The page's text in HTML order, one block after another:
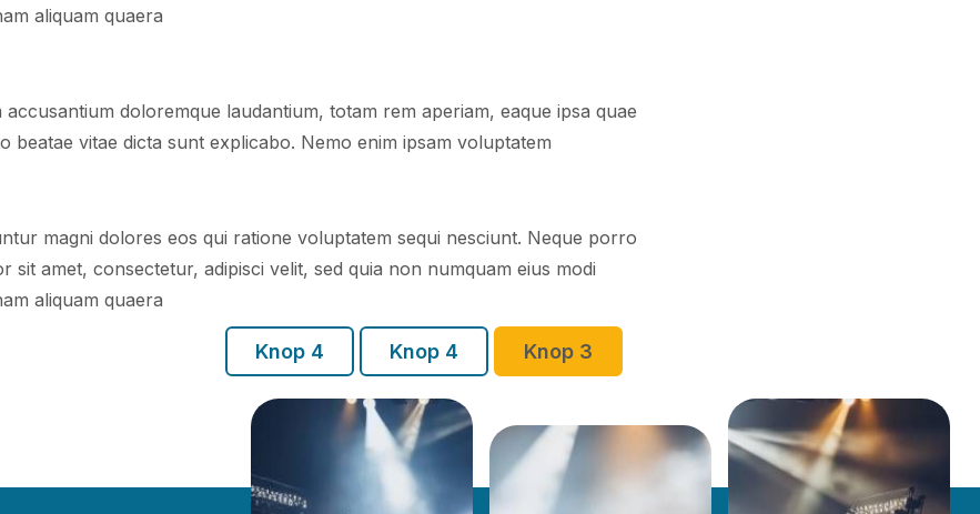
aliquam quaera
doloremque laudantium, totam rem aperiam, eaque ipsa quae
beatae vitae dicta sunt explicabo. Nemo enim ipsam voluptatem
magni dolores eos qui ratione voluptatem sequi nesciunt. Neque porro
sit amet, consectetur, adipisci velit, sed quia non numquam eius modi
aliquam quaera
Knop 4 Knop 4 Knop 3